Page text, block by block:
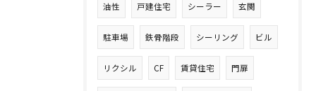
油性 戸建住宅 シーラー 玄関
駐車場 鉄骨階段 シーリング ビル
リクシル CF 賃貸住宅 門扉